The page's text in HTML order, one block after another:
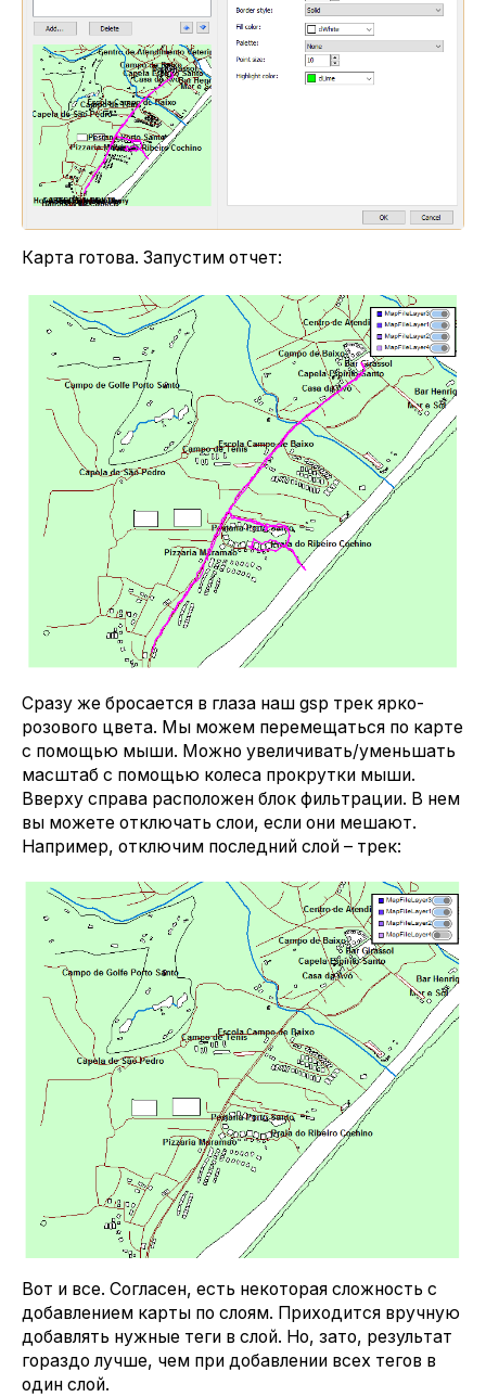
Карта готова. Запустим отчет:
Сразу же бросается в глаза наш gsp трек ярко-
розового цвета. Мы можем перемещаться по карте
с помощью мыши. Можно увеличивать/уменьшать
масштаб с помощью колеса прокрутки мыши.
Вверху справа расположен блок фильтрации. В нем
вы можете отключать слои, если они мешают.
Например, отключим последний слой – трек:
Вот и все. Согласен, есть некоторая сложность с
добавлением карты по слоям. Приходится вручную
добавлять нужные теги в слой. Но, зато, результат
гораздо лучше, чем при добавлении всех тегов в
один слой.